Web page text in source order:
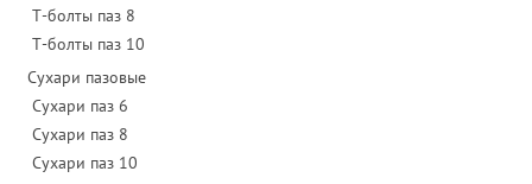
Т-болты паз 8
Т-болты паз 10
Сухари пазовые
Сухари паз 6
Сухари паз 8
Сухари паз 10